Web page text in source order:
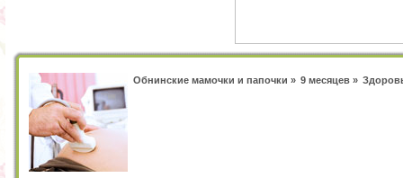
Обнинские мамочки и папочки » 9 месяцев»